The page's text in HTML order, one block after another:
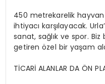
450 metrekarelik
ihtiyacı karşılayacak.
sanat, sağlık ve spor.
getiren özel bir yaşam
TİCARİ ALANLAR DA ÖN